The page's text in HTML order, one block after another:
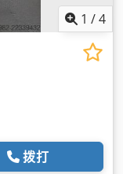
1 /4
拨打